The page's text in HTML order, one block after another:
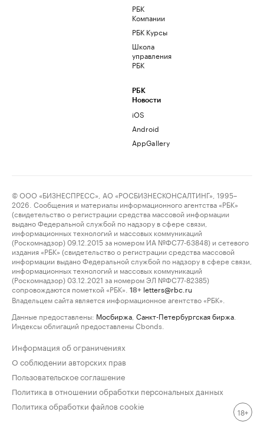
РБК
Компании
РБК Курсы
Школа
управления
РБК
РБК
Новости
iOS
Android
AppGallery
© ООО «БИЗНЕСПРЕСС», АО «РОСБИЗНЕСКОНСАЛТИНГ», 1995–
2026. Сообщения и материалы информационного агентства «РБК»
(свидетельство о регистрации средства массовой информации
выдано Федеральной службой по надзору в сфере связи,
информационных технологий и массовых коммуникаций
(Роскомнадзор) 09.12.2015 за номером ИА №ФС77-63848) и сетевого
издания «РБК» (свидетельство о регистрации средства массовой
информации выдано Федеральной службой по надзору в сфере связи,
информационных технологий и массовых коммуникаций
(Роскомнадзор) 03.12.2021 за номером ЭЛ №ФС77-82385)
сопровождаются пометкой «РБК».
18+ letters@rbc.ru
Владельцем сайта является информационное агентство «РБК».
Данные предоставлены: Мосбиржа Санкт-Петербургская биржа
Индексы облигаций предоставлены Cbonds.
Информация об ограничениях
О соблюдении авторских прав
Пользовательское соглашение
Политика в отношении обработки персональных данных
Политика обработки файлов cookie
18+